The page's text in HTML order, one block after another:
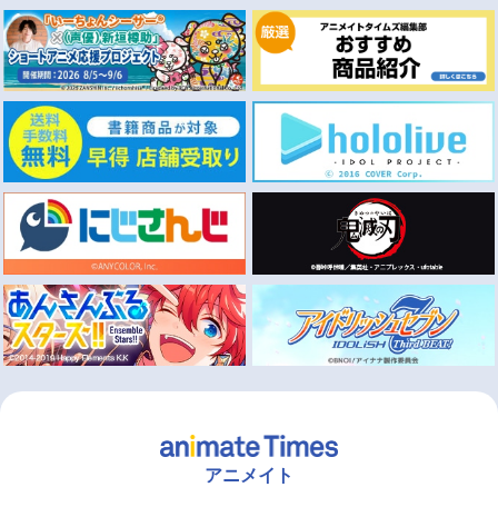
アニメイト